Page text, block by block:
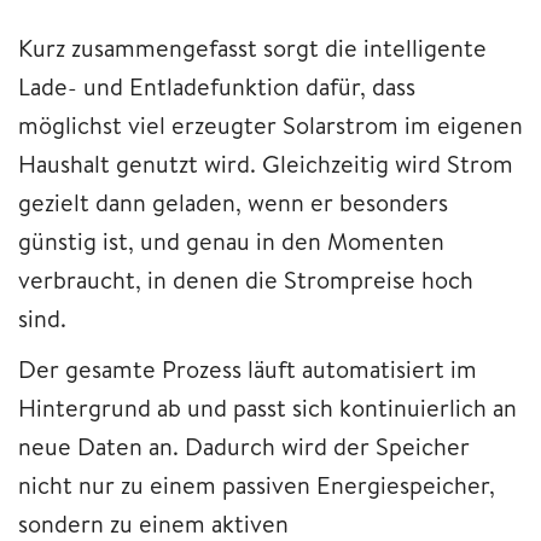
Kurz zusammengefasst sorgt die intelligente
Lade- und Entladefunktion dafür, dass
möglichst viel erzeugter Solarstrom im eigenen
Haushalt genutzt wird. Gleichzeitig wird Strom
gezielt dann geladen, wenn er besonders
günstig ist, und genau in den Momenten
verbraucht, in denen die Strompreise hoch
sind.
Der gesamte Prozess läuft automatisiert im
Hintergrund ab und passt sich kontinuierlich an
neue Daten an. Dadurch wird der Speicher
nicht nur zu einem passiven Energiespeicher,
sondern zu einem aktiven